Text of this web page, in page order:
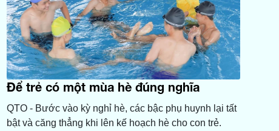
Để trẻ có một mùa hè đúng nghĩa
QTO - Bước vào kỳ nghỉ hè, các bậc phụ huynh lại tất
bật và căng thẳng khi lên kế hoạch hè cho con trẻ.